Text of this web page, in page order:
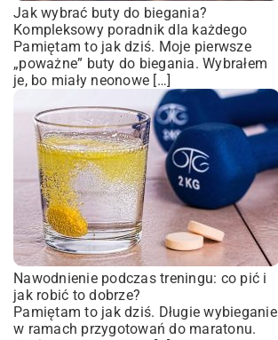
Jak wybrać buty do biegania?
Kompleksowy poradnik dla każdego
Pamiętam to jak dziś. Moje pierwsze
„poważne” buty do biegania. Wybrałem
je, bo miały neonowe […]
Nawodnienie podczas treningu: co pić i
jak robić to dobrze?
Pamiętam to jak dziś. Długie wybieganie
w ramach przygotowań do maratonu.